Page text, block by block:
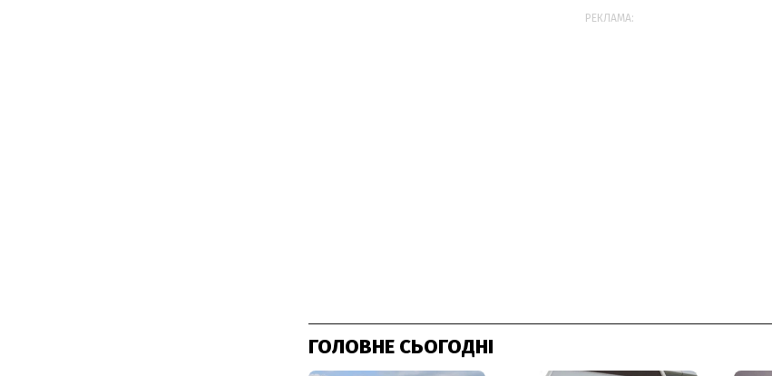
РЕКЛАМА:
ГОЛОВНЕ СЬОГОДНІ